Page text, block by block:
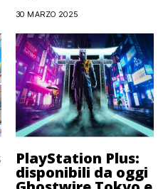
30 MARZO 2025
PlayStation Plus:
disponibili da oggi